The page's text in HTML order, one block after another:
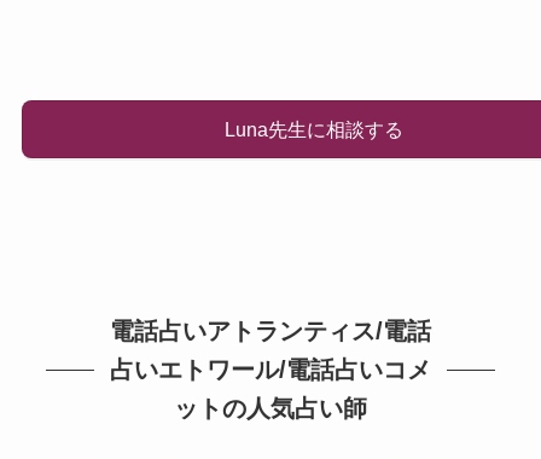
Luna先生に相談する
電話占いアトランティス/電話
占いエトワール/電話占いコメ
ットの人気占い師